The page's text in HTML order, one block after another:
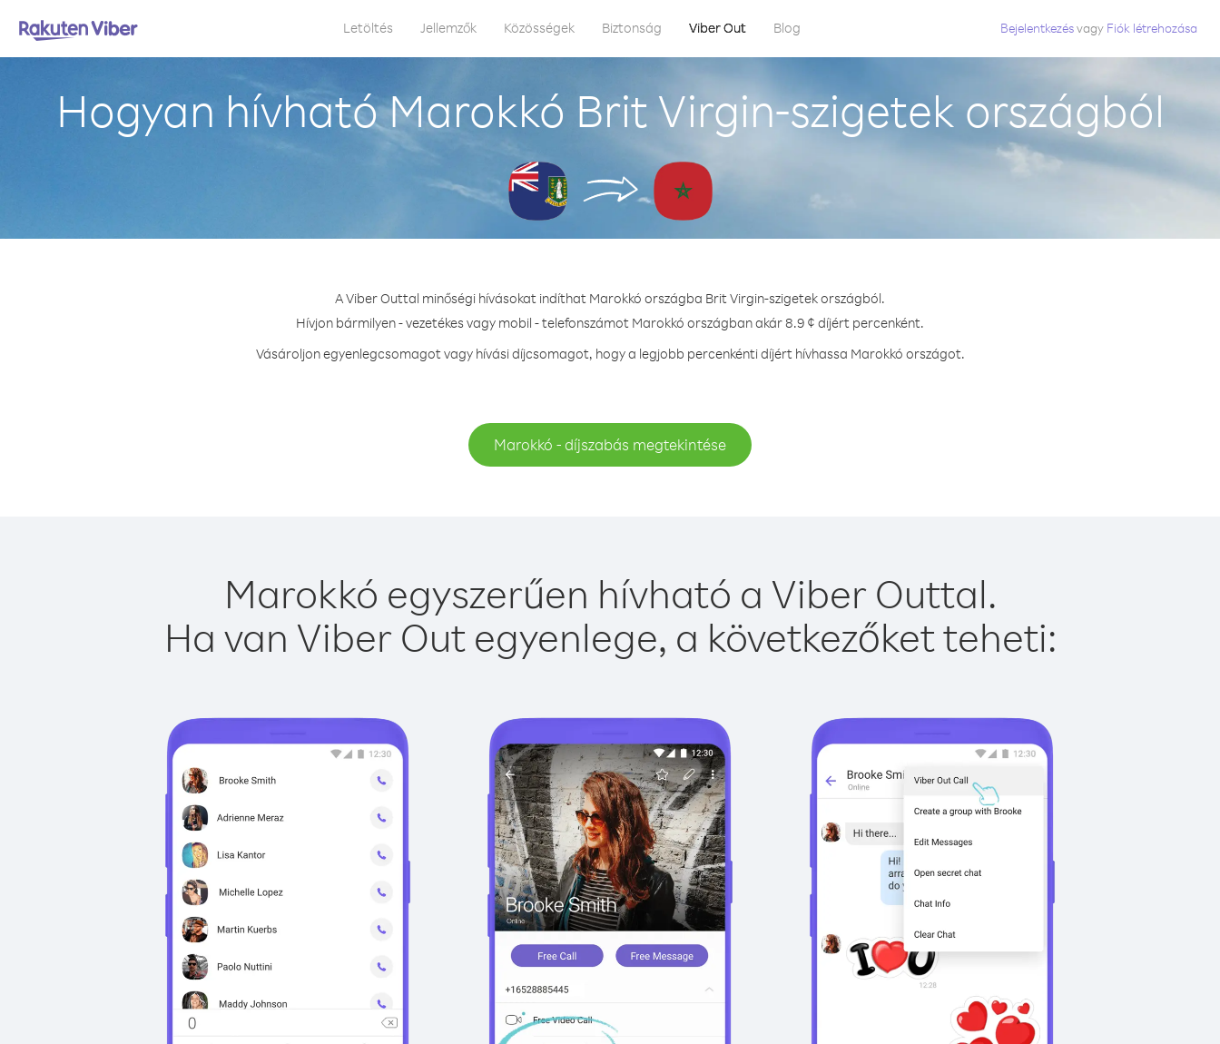
Letöltés Jellemzők Közösségek Biztonság Viber Out Blog Bejelentkezésvagy Fiók létrehozása
Hogyan hívható Marokkó Brit Virgin-szigetek országból
A Viber Outtal minőségi hívásokat indíthat Marokkó országba Brit Virgin-szigetek országból.
Hívjon bármilyen - vezetékes vagy mobil - telefonszámot Marokkó országban akár 8.9 ¢ díjért percenként.
Vásároljon egyenlegcsomagot vagy hívási díjcsomagot, hogy a legjobb percenkénti díjért hívhassa Marokkó országot.
Marokkó - díjszabás megtekintése
Marokkó egyszerűen hívható a Viber Outtal.
Ha van Viber Out egyenlege, a következőket teheti: